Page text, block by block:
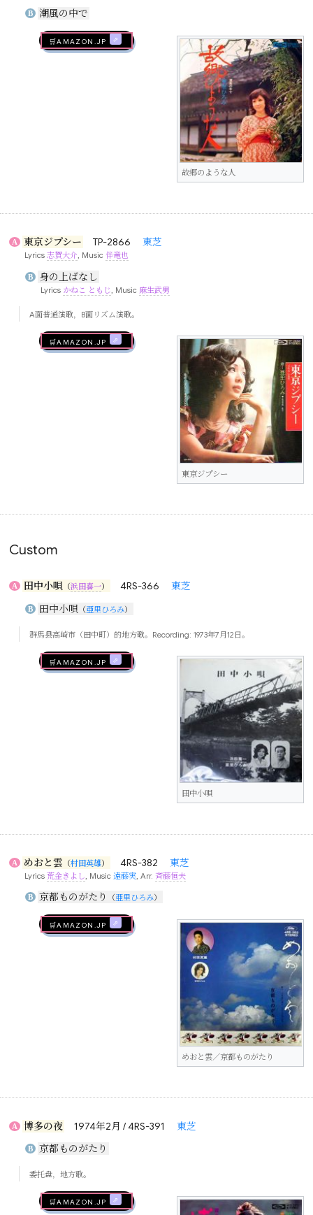
B 潮風の中で
故郷のような人
🛒AMAZON.jp
A 東京ジプシー TP-2866 東芝
Lyrics志賀大介, Music 伴竜也
B 身の上ばなし
Lyrics かねこ ともじ , Music 麻生武男
A面普通演歌，B面リズム演歌。
東京ジプシー
🛒AMAZON.jp
Custom
A 田中小唄 （浜田喜一） 4RS-366 東芝
B 田中小唄 （亜里ひろみ）
群馬县高崎市（田中町）的地方歌。Recording: 1973年7月12日。
田中小唄
🛒AMAZON.jp
A めおと雲 （村田英雄） 4RS-382 東芝
Lyrics荒金きよし, Music遠藤実, Arr. 斉藤恒夫
B 京都ものがたり （亜里ひろみ）
めおと雲／京都ものがたり
🛒AMAZON.jp
A 博多の夜 1974年2月 / 4RS-391 東芝
B 京都ものがたり
委托盘，地方歌。
🛒AMAZON.jp